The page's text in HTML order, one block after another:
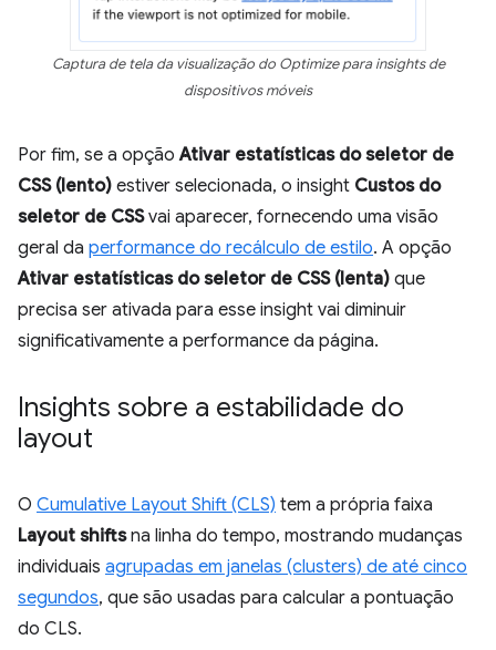
Captura de tela da visualização do Optimize para insights de
dispositivos móveis
Por fim, se a opçãoAtivar estatísticas do seletor de
CSS (lento) estiver selecionada, o insight Custos do
seletor de CSSvai aparecer, fornecendo uma visão
geral da performance do recálculo de estilo. A opção
Ativar estatísticas do seletor de CSS (lenta) que
precisa ser ativada para esse insight vai diminuir
significativamente a performance da página.
Insights sobre a estabilidade do
layout
O Cumulative Layout Shift (CLS) tem a própria faixa
Layout shiftsna linha do tempo, mostrando mudanças
individuais agrupadas em janelas (clusters) de até cinco
segundos, que são usadas para calcular a pontuação
do CLS.